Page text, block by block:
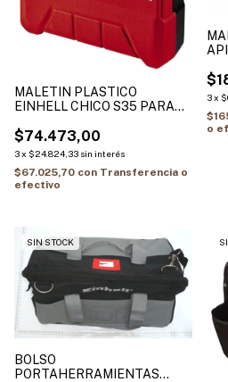
MALETIN PLASTICO
EINHELL CHICO S35 PARA
35/33
$74.473,00
3x $24.824,33 sin interés
$67.025,70 con Transferencia o
efectivo
3x
o
SIN STOCK
BOLSO
PORTAHERRAMIENTAS